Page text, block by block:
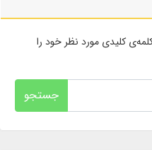
کلیدی مورد نظر خود را
جستجو